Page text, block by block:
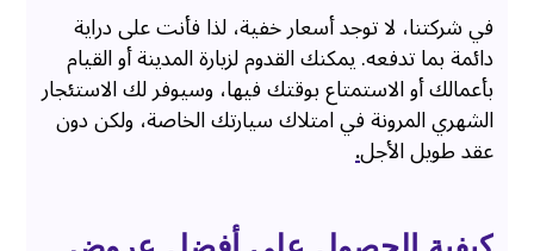
في شركتنا، لا توجد أسعار خفية، لذا فأنت على دراية
دائمة بما تدفعه. يمكنك القدوم لزيارة المدينة أو القيام
بأعمالك أو الاستمتاع بوقتك فيها، وسيوفر لك الاستئجار
الشهري المرونة في امتلاك سيارتك الخاصة، ولكن دون
عقد طويل الأجل.